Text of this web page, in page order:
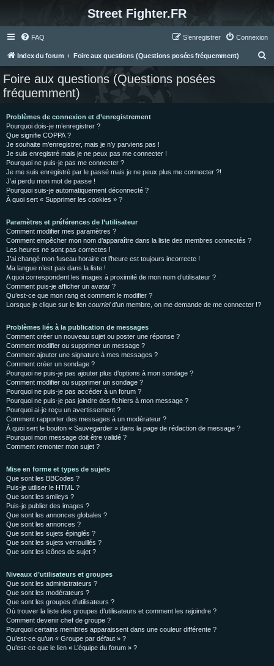
Street Fighter.FR
FAQ Connexion
S’enregistrer
Index du forum Foire aux questions (Questions posées fréquemment)
Foire aux questions (Questions posées
fréquemment)
Problèmes de connexion et d’enregistrement
Pourquoi dois-je m’enregistrer ?
Que signifie COPPA ?
Je souhaite m’enregistrer, mais je n’y parviens pas !
Je suis enregistré mais je ne peux pas me connecter !
Pourquoi ne puis-je pas me connecter ?
Je me suis enregistré par le passé mais je ne peux plus me connecter ?!
J’ai perdu mon mot de passe !
Pourquoi suis-je automatiquement déconnecté ?
À quoi sert « Supprimer les cookies » ?
Paramètres et préférences de l’utilisateur
Comment modifier mes paramètres ?
Comment empêcher mon nom d’apparaître dans la liste des membres connectés ?
Les heures ne sont pas correctes !
J’ai changé mon fuseau horaire et l’heure est toujours incorrecte !
Ma langue n’est pas dans la liste !
A quoi correspondent les images à proximité de mon nom d’utilisateur ?
Comment puis-je afficher un avatar ?
Qu’est-ce que mon rang et comment le modifier ?
Lorsque je clique sur le lien courrield’un membre, on me demande de me connecter !?
Problèmes liés à la publication de messages
Comment créer un nouveau sujet ou poster une réponse ?
Comment modifier ou supprimer un message ?
Comment ajouter une signature à mes messages ?
Comment créer un sondage ?
Pourquoi ne puis-je pas ajouter plus d’options à mon sondage ?
Comment modifier ou supprimer un sondage ?
Pourquoi ne puis-je pas accéder à un forum ?
Pourquoi ne puis-je pas joindre des fichiers à mon message ?
Pourquoi ai-je reçu un avertissement ?
Comment rapporter des messages à un modérateur ?
À quoi sert le bouton « Sauvegarder » dans la page de rédaction de message ?
Pourquoi mon message doit être validé ?
Comment remonter mon sujet ?
Mise en forme et types de sujets
Que sont les BBCodes ?
Puis-je utiliser le HTML ?
Que sont les smileys ?
Puis-je publier des images ?
Que sont les annonces globales ?
Que sont les annonces ?
Que sont les sujets épinglés ?
Que sont les sujets verrouillés ?
Que sont les icônes de sujet ?
Niveaux d’utilisateurs et groupes
Que sont les administrateurs ?
Que sont les modérateurs ?
Que sont les groupes d’utilisateurs ?
Où trouver la liste des groupes d’utilisateurs et comment les rejoindre ?
Comment devenir chef de groupe ?
Pourquoi certains membres apparaissent dans une couleur différente ?
Qu’est-ce qu’un « Groupe par défaut » ?
Qu’est-ce que le lien « L’équipe du forum » ?